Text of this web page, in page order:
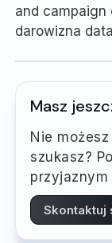
and campaign
darowizna
Masz
Nie
szukasz?
przyjaznym
Skontaktuj